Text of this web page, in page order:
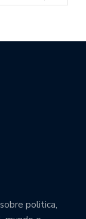
politica,